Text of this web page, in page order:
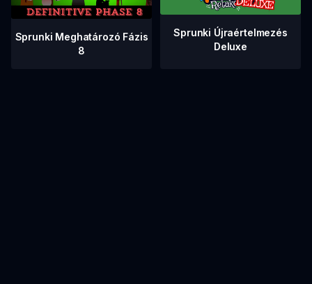
Sprunki Meghatározó Fázis
8
Sprunki Újraértelmezés
Deluxe